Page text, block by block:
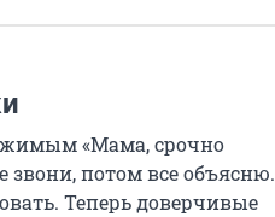
«Мама, срочно
звони, потом все объясню.
Теперь доверчивые